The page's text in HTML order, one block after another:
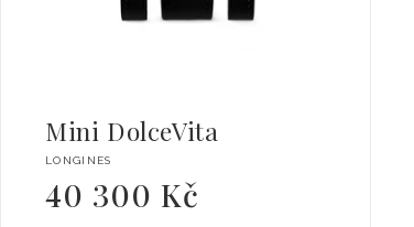
Mini DolceVita
Dodavatel:
LONGINES
Běžná
cena
40 300 Kč